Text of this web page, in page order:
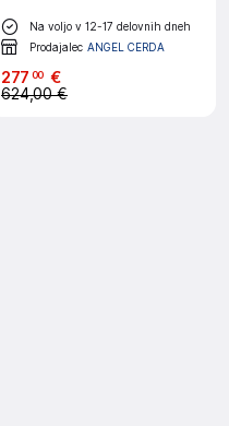
Na voljo v 12-17 delovnih dneh
Prodajalec ANGEL CERDA
277 00 €
624,00 €